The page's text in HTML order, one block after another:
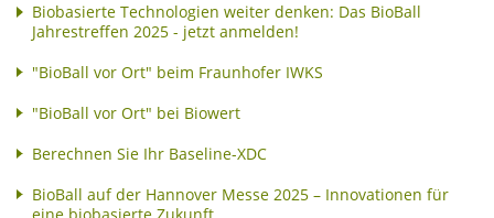
Biobasierte Technologien weiter denken: Das BioBall
Jahrestreffen 2025 - jetzt anmelden!
"BioBall vor Ort" beim Fraunhofer IWKS
"BioBall vor Ort" bei Biowert
Berechnen Sie Ihr Baseline-XDC
BioBall auf der Hannover Messe 2025 – Innovationen für